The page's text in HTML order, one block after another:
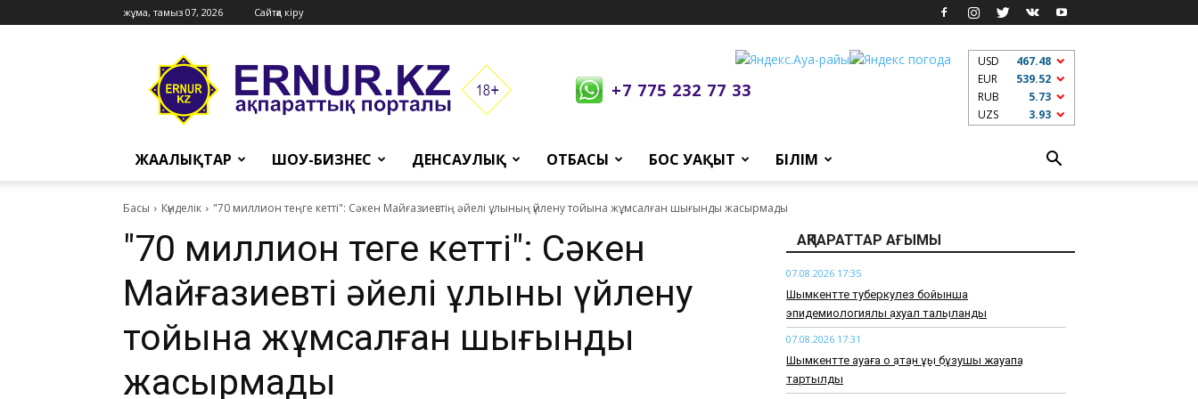
жұма, тамыз 07, 2026 Сайтқа кіру
Ernur
Press
+7 775 232 77 33
USD
467.48
EUR
539.52
RUB
5.73
UZS
3.93
ЖАҢАЛЫҚТАР ШОУ-БИЗНЕС ДЕНСАУЛЫҚ ОТБАСЫ БОС УАҚЫТ БІЛІМ
Басы Күнделік "70 миллион теңге кетті": Сәкен Майғазиевтің әйелі ұлының үйлену тойына жұмсалған шығынды жасырмады
"70 миллион теңге кетті": Сәкен
Майғазиевтің әйелі ұлының үйлену
тойына жұмсалған шығынды
жасырмады
АҚПАРАТТАР АҒЫМЫ
07.08.2026 17:35
​Шымкентте туберкулез бойынша
эпидемиологиялық ахуал талқыланды
07.08.2026 17:31
Шымкентте ауаға оқ атқан құқық бұзушы жауапқа
тартылды